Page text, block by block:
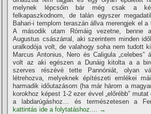
melynek lépcsőin bár még csak a
felkapaszkodnom, de talán egyszer
Bahari-i templom teraszán állva merengjek el a
A második utam Rómáig vezetne, benne
Augustus császárral, aki szerintem minden
uralkodója volt, de valahogy soha nem tudott
Marcus Antonius, Nero és Caligula „celebes”
volt az aki egészen a Dunáig kitolta a a
szerves részévé tette Pannóniát, olyan
létrehozva, melyeknek épí­tészeti emlékei
harmadik időutazásom (ha már három a
korokhoz képest 1-2 ezer évvel „előrébb”
a labdarúgáshoz… és természetesen a
kattintás ide a folytatáshoz.... →